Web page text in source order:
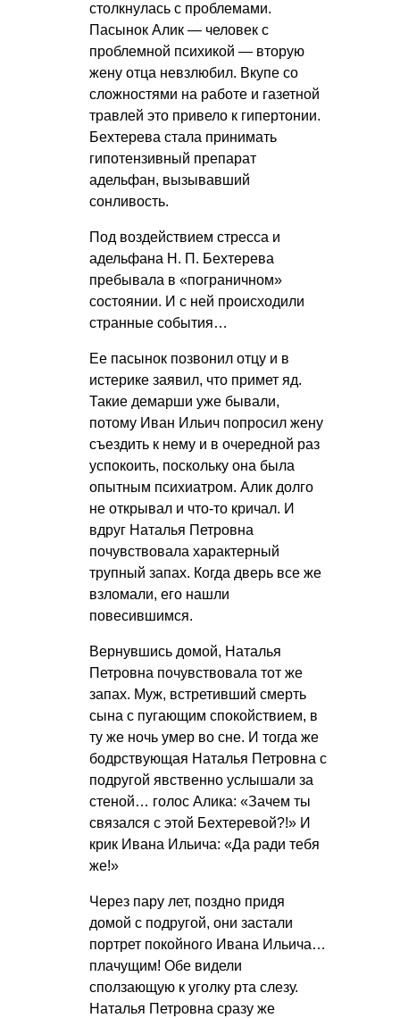
столкнулась с проблемами.
Пасынок Алик — человек с
проблемной психикой — вторую
жену отца невзлюбил. Вкупе со
сложностями на работе и газетной
травлей это привело к гипертонии.
Бехтерева стала принимать
гипотензивный препарат
адельфан, вызывавший
сонливость.
Под воздействием стресса и
адельфана Н. П. Бехтерева
пребывала в «пограничном»
состоянии. И с ней происходили
странные события…
Ее пасынок позвонил отцу и в
истерике заявил, что примет яд.
Такие демарши уже бывали,
потому Иван Ильич попросил жену
съездить к нему и в очередной раз
успокоить, поскольку она была
опытным психиатром. Алик долго
не открывал и что-то кричал. И
вдруг Наталья Петровна
почувствовала характерный
трупный запах. Когда дверь все же
взломали, его нашли
повесившимся.
Вернувшись домой, Наталья
Петровна почувствовала тот же
запах. Муж, встретивший смерть
сына с пугающим спокойствием, в
ту же ночь умер во сне. И тогда же
бодрствующая Наталья Петровна с
подругой явственно услышали за
стеной… голос Алика: «Зачем ты
связался с этой Бехтеревой?!» И
крик Ивана Ильича: «Да ради тебя
же!»
Через пару лет, поздно придя
домой с подругой, они застали
портрет покойного Ивана Ильича…
плачущим! Обе видели
сползающую к уголку рта слезу.
Наталья Петровна сразу же